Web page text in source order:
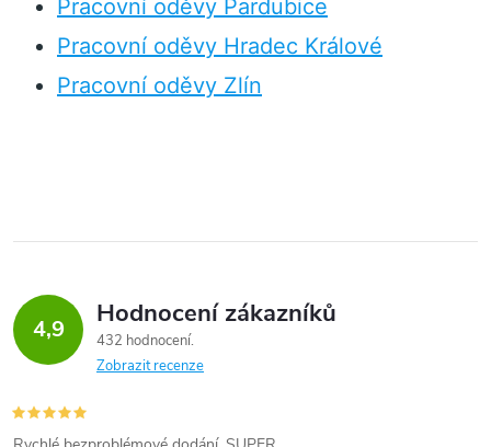
Pracovní oděvy Pardubice
Pracovní oděvy Hradec Králové
Pracovní oděvy Zlín
4,9 Hodnocení zákazníků
432 hodnocení
Zobrazit recenze